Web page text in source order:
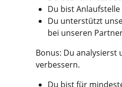
Du bist
Du unterstützt
bei unseren
Bonus: Du analysierst
verbessern.
Du bist für